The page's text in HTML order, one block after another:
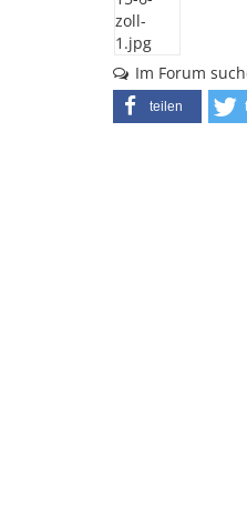
Im Forum
teilen